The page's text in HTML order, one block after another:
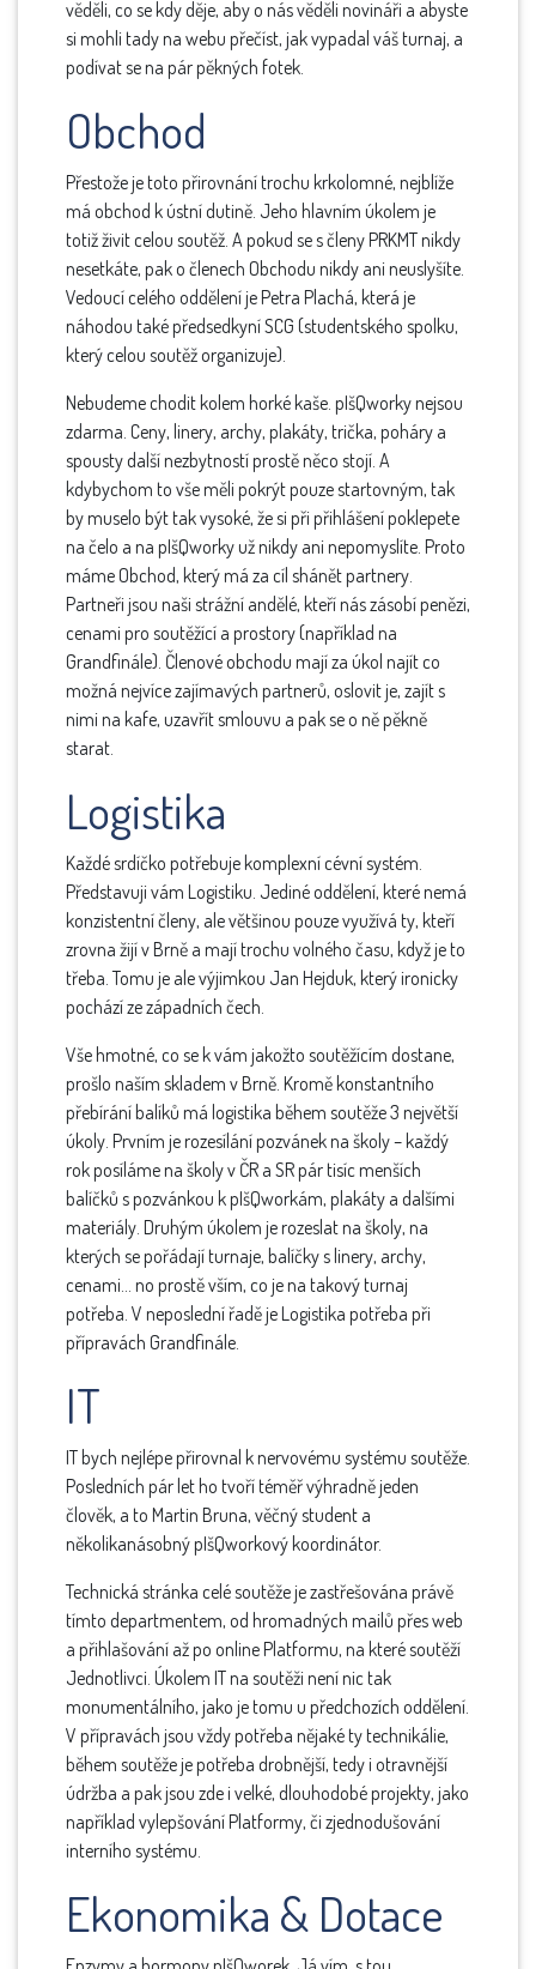
věděli, co se kdy děje, aby o nás věděli novináři a abyste
si mohli tady na webu přečíst, jak vypadal váš turnaj, a
podívat se na pár pěkných fotek.
Obchod
Přestože je toto přirovnání trochu krkolomné, nejblíže
má obchod k ústní dutině. Jeho hlavním úkolem je
totiž živit celou soutěž. A pokud se s členy PRKMT nikdy
nesetkáte, pak o členech Obchodu nikdy ani neuslyšíte.
Vedoucí celého oddělení je Petra Plachá, která je
náhodou také předsedkyní SCG (studentského spolku,
který celou soutěž organizuje).
Nebudeme chodit kolem horké kaše. pIšQworky nejsou
zdarma. Ceny, linery, archy, plakáty, trička, poháry a
spousty další nezbytností prostě něco stojí. A
kdybychom to vše měli pokrýt pouze startovným, tak
by muselo být tak vysoké, že si při přihlášení poklepete
na čelo a na pIšQworky už nikdy ani nepomyslíte. Proto
máme Obchod, který má za cíl shánět partnery.
Partneři jsou naši strážní andělé, kteří nás zásobí penězi,
cenami pro soutěžící a prostory (například na
Grandfinále). Členové obchodu mají za úkol najít co
možná nejvíce zajímavých partnerů, oslovit je, zajít s
nimi na kafe, uzavřít smlouvu a pak se o ně pěkně
starat.
Logistika
Každé srdíčko potřebuje komplexní cévní systém.
Představuji vám Logistiku. Jediné oddělení, které nemá
konzistentní členy, ale většinou pouze využívá ty, kteří
zrovna žijí v Brně a mají trochu volného času, když je to
třeba. Tomu je ale výjimkou Jan Hejduk, který ironicky
pochází ze západních čech.
Vše hmotné, co se k vám jakožto soutěžícím dostane,
prošlo naším skladem v Brně. Kromě konstantního
přebírání balíků má logistika během soutěže 3 největší
úkoly. Prvním je rozesílání pozvánek na školy – každý
rok posíláme na školy v ČR a SR pár tisíc menších
balíčků s pozvánkou k pIšQworkám, plakáty a dalšími
materiály. Druhým úkolem je rozeslat na školy, na
kterých se pořádají turnaje, balíčky s linery, archy,
cenami… no prostě vším, co je na takový turnaj
potřeba. V neposlední řadě je Logistika potřeba při
přípravách Grandfinále.
IT
IT bych nejlépe přirovnal k nervovému systému soutěže.
Posledních pár let ho tvoří téměř výhradně jeden
člověk, a to Martin Bruna, věčný student a
několikanásobný pIšQworkový koordinátor.
Technická stránka celé soutěže je zastřešována právě
tímto departmentem, od hromadných mailů přes web
a přihlašování až po online Platformu, na které soutěží
Jednotlivci. Úkolem IT na soutěži není nic tak
monumentálního, jako je tomu u předchozích oddělení.
V přípravách jsou vždy potřeba nějaké ty technikálie,
během soutěže je potřeba drobnější, tedy i otravnější
údržba a pak jsou zde i velké, dlouhodobé projekty, jako
například vylepšování Platformy, či zjednodušování
interního systému.
Ekonomika & Dotace